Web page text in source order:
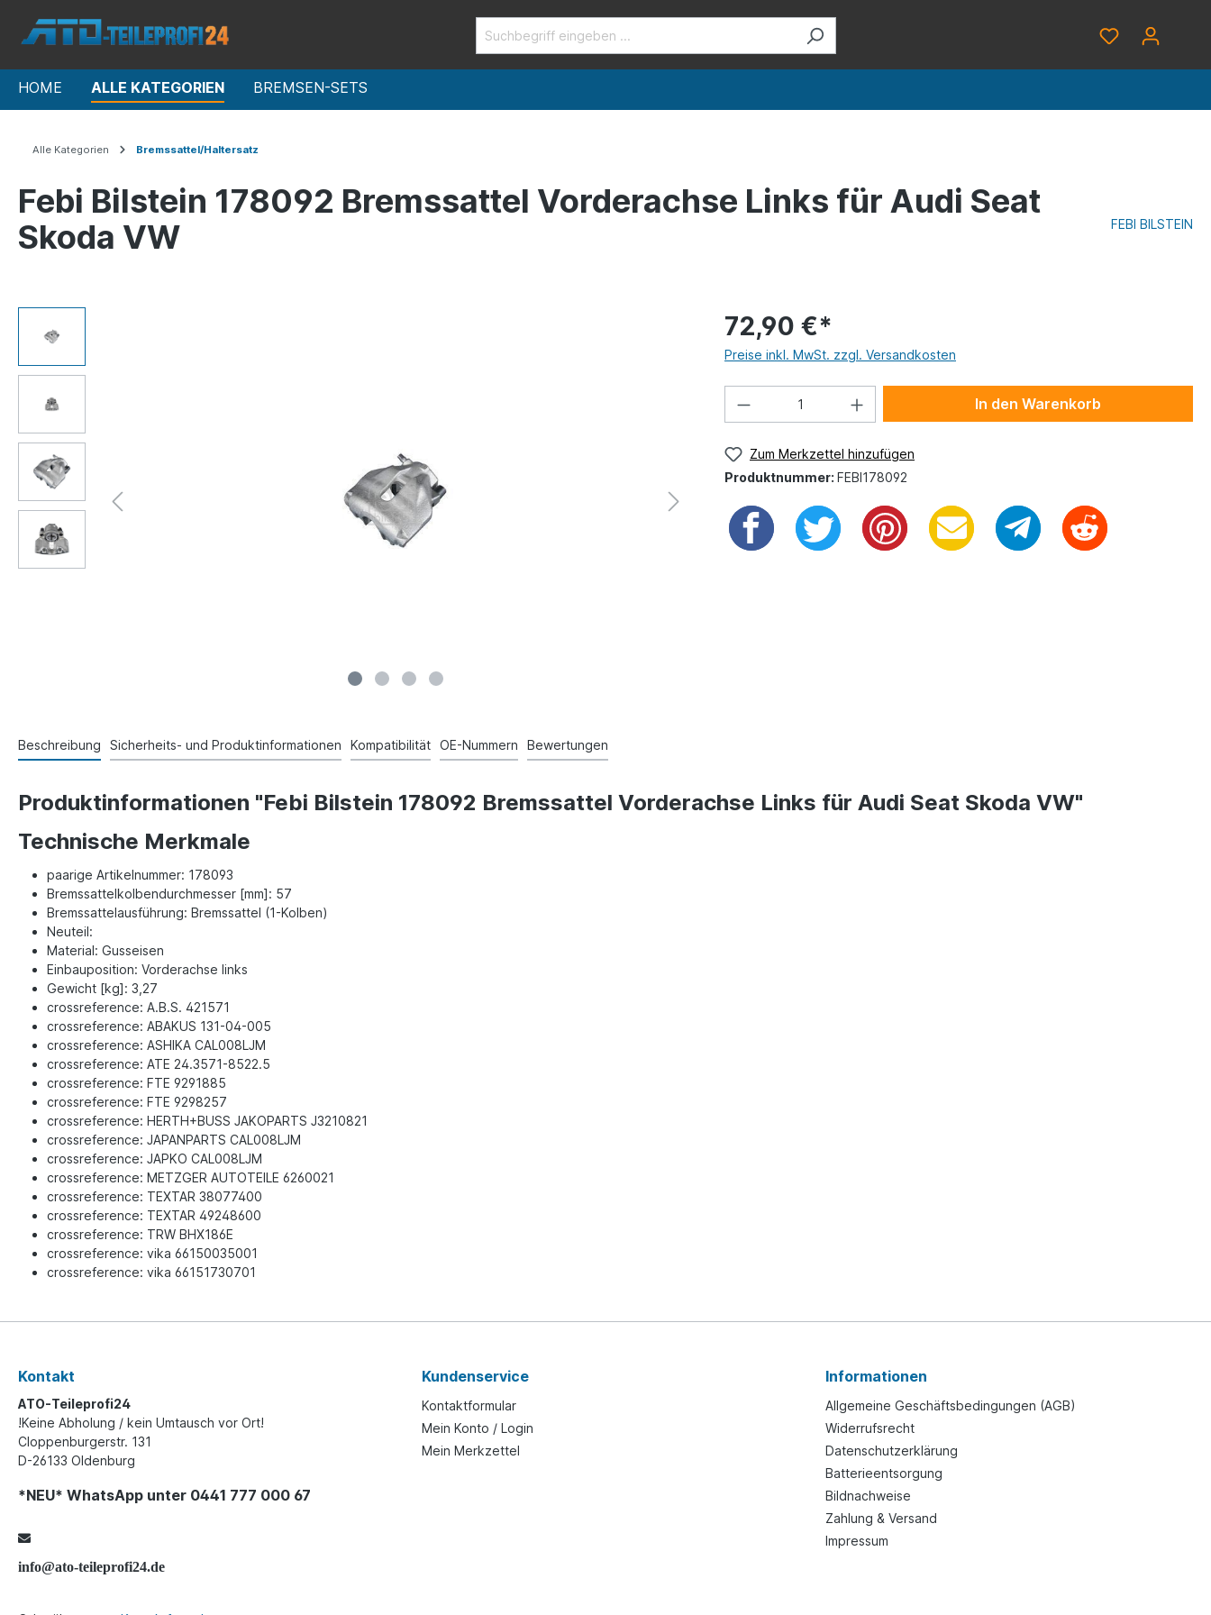
HOME ALLE KATEGORIEN BREMSEN-SETS
Alle Kategorien Bremssattel/Haltersatz
Febi Bilstein 178092 Bremssattel Vorderachse Links für Audi Seat
Skoda VW
FEBI BILSTEIN
72,90 €*
Preise inkl. MwSt. zzgl. Versandkosten
In den Warenkorb
Zum Merkzettel hinzufügen
Produktnummer: FEBI178092
Beschreibung Sicherheits- und Produktinformationen Kompatibilität OE-Nummern Bewertungen
Produktinformationen "Febi Bilstein 178092 Bremssattel Vorderachse Links für Audi Seat Skoda VW"
Technische Merkmale
paarige Artikelnummer: 178093
Bremssattelkolbendurchmesser [mm]: 57
Bremssattelausführung: Bremssattel (1-Kolben)
Neuteil:
Material: Gusseisen
Einbauposition: Vorderachse links
Gewicht [kg]: 3,27
crossreference: A.B.S. 421571
crossreference: ABAKUS 131-04-005
crossreference: ASHIKA CAL008LJM
crossreference: ATE 24.3571-8522.5
crossreference: FTE 9291885
crossreference: FTE 9298257
crossreference: HERTH+BUSS JAKOPARTS J3210821
crossreference: JAPANPARTS CAL008LJM
crossreference: JAPKO CAL008LJM
crossreference: METZGER AUTOTEILE 6260021
crossreference: TEXTAR 38077400
crossreference: TEXTAR 49248600
crossreference: TRW BHX186E
crossreference: vika 66150035001
crossreference: vika 66151730701
Kontakt
ATO-Teileprofi24
!Keine Abholung / kein Umtausch vor Ort!
Cloppenburgerstr. 131
D-26133 Oldenburg
*NEU* WhatsApp unter 0441 777 000 67
info@ato-teileprofi24.de
Kundenservice
Kontaktformular
Mein Konto / Login
Mein Merkzettel
Informationen
Allgemeine Geschäftsbedingungen (AGB)
Widerrufsrecht
Datenschutzerklärung
Batterieentsorgung
Bildnachweise
Zahlung & Versand
Impressum